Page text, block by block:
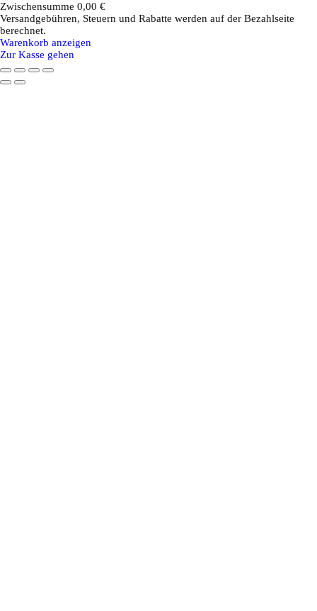
Produkte
im
Warenkorb
Zwischensumme 0,00 €
Versandgebühren, Steuern und Rabatte werden auf der Bezahlseite
berechnet.
Warenkorb anzeigen
Zur Kasse gehen